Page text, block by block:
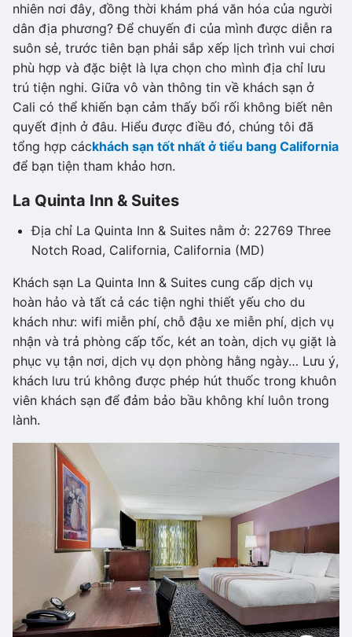
nhiên nơi đây, đồng thời khám phá văn hóa của người
dân địa phương? Để chuyến đi của mình được diễn ra
suôn sẻ, trước tiên bạn phải sắp xếp lịch trình vui chơi
phù hợp và đặc biệt là lựa chọn cho mình địa chỉ lưu
trú tiện nghi. Giữa vô vàn thông tin về khách sạn ở
Cali có thể khiến bạn cảm thấy bối rối không biết nên
quyết định ở đâu. Hiểu được điều đó, chúng tôi đã
tổng hợp cáckhách sạn tốt nhất ở tiểu bang California
để bạn tiện tham khảo hơn.
La Quinta Inn & Suites
Địa chỉ La Quinta Inn & Suites nằm ở: 22769 Three
Notch Road, California, California (MD)
Khách sạn La Quinta Inn & Suites cung cấp dịch vụ
hoàn hảo và tất cả các tiện nghi thiết yếu cho du
khách như: wifi miễn phí, chỗ đậu xe miễn phí, dịch vụ
nhận và trả phòng cấp tốc, két an toàn, dịch vụ giặt là
phục vụ tận nơi, dịch vụ dọn phòng hằng ngày… Lưu ý,
khách lưu trú không được phép hút thuốc trong khuôn
viên khách sạn để đảm bảo bầu không khí luôn trong
lành.